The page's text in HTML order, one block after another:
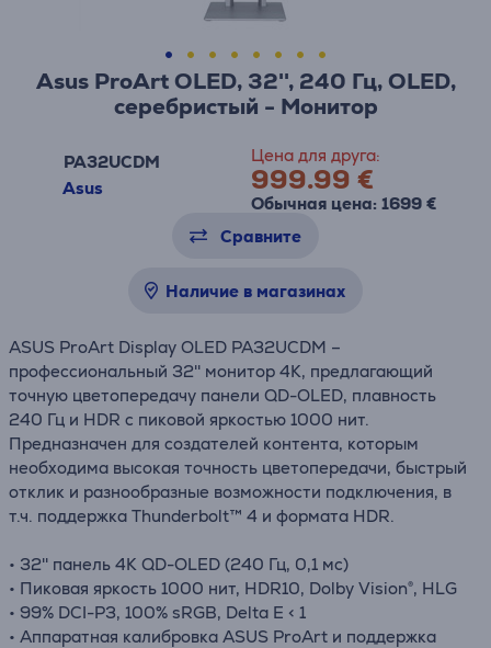
Asus ProArt OLED, 32'', 240 Гц, OLED,
серебристый - Монитор
PA32UCDM
Asus
Цена для друга:
999.99 €
Обычная цена: 1699 €
Сравните
Наличие в магазинах
ASUS ProArt Display OLED PA32UCDM –
профессиональный 32'' монитор 4K, предлагающий
точную цветопередачу панели QD-OLED, плавность
240 Гц и HDR с пиковой яркостью 1000 нит.
Предназначен для создателей контента, которым
необходима высокая точность цветопередачи, быстрый
отклик и разнообразные возможности подключения, в
т.ч. поддержка Thunderbolt™ 4 и формата HDR.
• 32'' панель 4K QD-OLED (240 Гц, 0,1 мс)
• Пиковая яркость 1000 нит, HDR10, Dolby Vision®, HLG
• 99% DCI-P3, 100% sRGB, Delta E < 1
• Аппаратная калибровка ASUS ProArt и поддержка